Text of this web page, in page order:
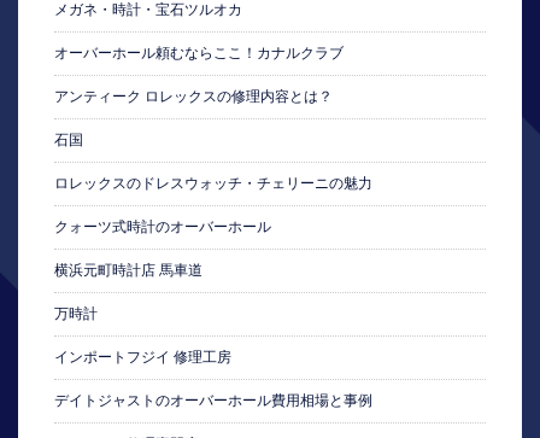
メガネ・時計・宝石ツルオカ
オーバーホール頼むならここ！カナルクラブ
アンティーク ロレックスの修理内容とは？
石国
ロレックスのドレスウォッチ・チェリーニの魅力
クォーツ式時計のオーバーホール
横浜元町時計店 馬車道
万時計
インポートフジイ 修理工房
デイトジャストのオーバーホール費用相場と事例